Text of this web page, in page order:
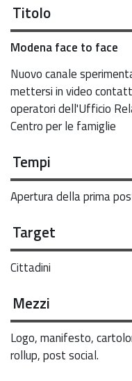
Titolo
Modena face to face
Nuovo canale
mettersi in video
operatori dell'Ufficio
Centro per le famiglie
Tempi
Apertura della prima
Target
Cittadini
Mezzi
Logo, manifesto,
rollup, post social.